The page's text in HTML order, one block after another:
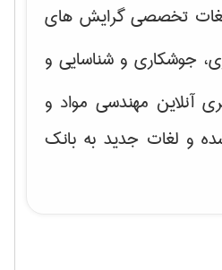
تخصصی گرایش های
جوشکاری و شناسایی و
آنلاین مهندسی مواد و
و لغات جدید به بانک